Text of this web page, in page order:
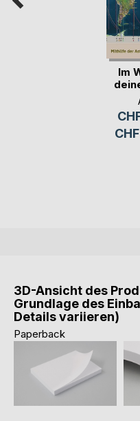
Im
3D-Ansicht des
Grundlage des
Details variieren)
Paperback